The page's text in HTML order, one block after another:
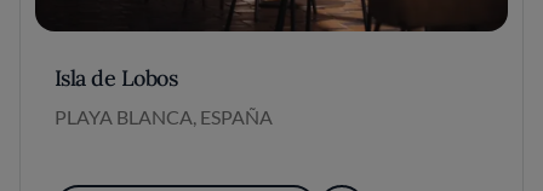
Isla de Lobos
PLAYA BLANCA, ESPAÑA